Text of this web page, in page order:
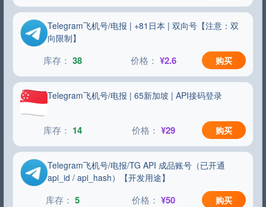
Telegram飞机号/电报 | +81日本 | 双向号【注意：双
向限制】
¥2.6
38 购买
Telegram飞机号/电报 | 65新加坡 | API接码登录
¥29
14 购买
Telegram飞机号/电报/TG API 成品账号（已开通
api_id / api_hash）【开发用途】
¥50
5 购买